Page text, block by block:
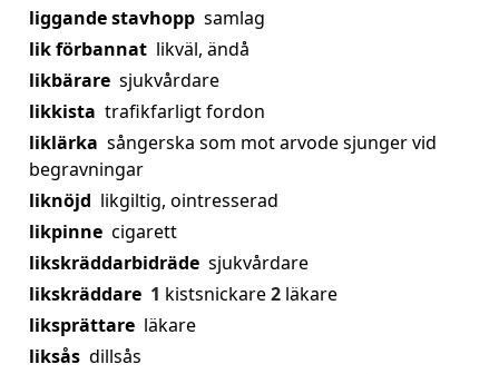
liggande stavhopp samlag
lik förbannat likväl, ändå
likbärare sjukvårdare
likkista trafikfarligt fordon
liklärka sångerska som mot arvode sjunger vid
begravningar
liknöjd likgiltig, ointresserad
likpinne cigarett
likskräddarbidräde sjukvårdare
likskräddare 1 kistsnickare2 läkare
liksprättare läkare
liksås dillsås